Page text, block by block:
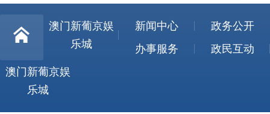
澳门新葡京娱
乐城
新闻中心
政务公开
办事服务
政民互动
澳门新葡京娱
乐城